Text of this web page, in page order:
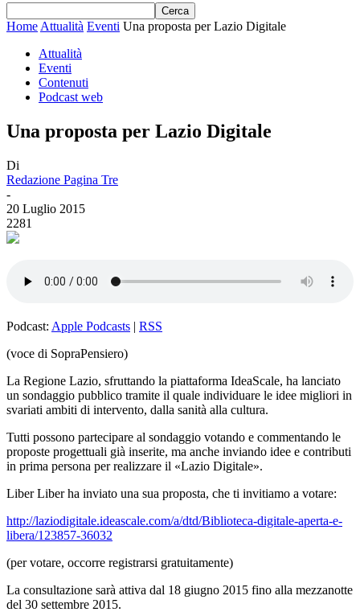
Home Attualità Eventi Una proposta per Lazio Digitale
Attualità
Eventi
Contenuti
Podcast web
Una proposta per Lazio Digitale
Di
Redazione Pagina Tre
-
20 Luglio 2015
2281
Podcast: Apple Podcasts | RSS
(voce di SopraPensiero)
La Regione Lazio, sfruttando la piattaforma IdeaScale, ha lanciato
un sondaggio pubblico tramite il quale individuare le idee migliori in
svariati ambiti di intervento, dalla sanità alla cultura.
Tutti possono partecipare al sondaggio votando e commentando le
proposte progettuali già inserite, ma anche inviando idee e contributi
in prima persona per realizzare il «Lazio Digitale».
Liber Liber ha inviato una sua proposta, che ti invitiamo a votare:
http://laziodigitale.ideascale.com/a/dtd/Biblioteca-digitale-aperta-e-
libera/123857-36032
(per votare, occorre registrarsi gratuitamente)
La consultazione sarà attiva dal 18 giugno 2015 fino alla mezzanotte
del 30 settembre 2015.